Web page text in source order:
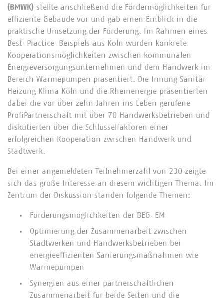
(BMWK) stellte anschließend die Fördermöglichkeiten für
effiziente Gebäude vor und gab einen Einblick in die
praktische Umsetzung der Förderung. Im Rahmen eines
Best-Practice-Beispiels aus Köln wurden konkrete
Kooperationsmöglichkeiten zwischen kommunalen
Energieversorgungsunternehmen und dem Handwerk im
Bereich Wärmepumpen präsentiert. Die Innung Sanitär
Heizung Klima Köln und die Rheinenergie präsentierten
dabei die vor über zehn Jahren ins Leben gerufene
ProfiPartnerschaft mit über 70 Handwerksbetrieben und
diskutierten über die Schlüsselfaktoren einer
erfolgreichen Kooperation zwischen Handwerk und
Stadtwerk.
Bei einer angemeldeten Teilnehmerzahl von 230 zeigte
sich das große Interesse an diesem wichtigen Thema. Im
Zentrum der Diskussion standen folgende Themen:
Förderungsmöglichkeiten der BEG-EM
Optimierung der Zusammenarbeit zwischen
Stadtwerken und Handwerksbetrieben bei
energieeffizienten Sanierungsmaßnahmen wie
Wärmepumpen
Synergien aus einer partnerschaftlichen
Zusammenarbeit für beide Seiten und die